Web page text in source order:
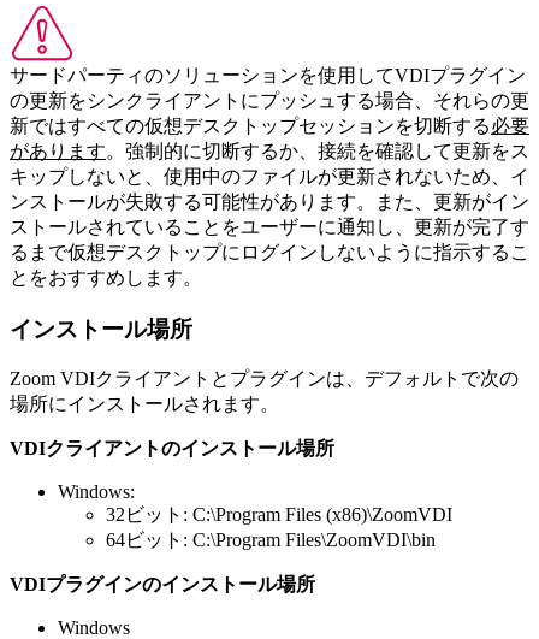
サードパーティのソリューションを使用してVDIプラグイン
の更新をシンクライアントにプッシュする場合、それらの更
新ではすべての仮想デスクトップセッションを切断する必要
があります。強制的に切断するか、接続を確認して更新をス
キップしないと、使用中のファイルが更新されないため、イ
ンストールが失敗する可能性があります。また、更新がイン
ストールされていることをユーザーに通知し、更新が完了す
るまで仮想デスクトップにログインしないように指示するこ
とをおすすめします。
インストール場所
Zoom VDIクライアントとプラグインは、デフォルトで次の
場所にインストールされます。
VDIクライアントのインストール場所
Windows:
32ビット: C:\Program Files (x86)\ZoomVDI
64ビット: C:\Program Files\ZoomVDI\bin
VDIプラグインのインストール場所
Windows